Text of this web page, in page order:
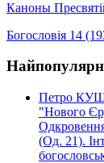
Каноны
Богословія 14
Петро
"Нового
(Од. 21).